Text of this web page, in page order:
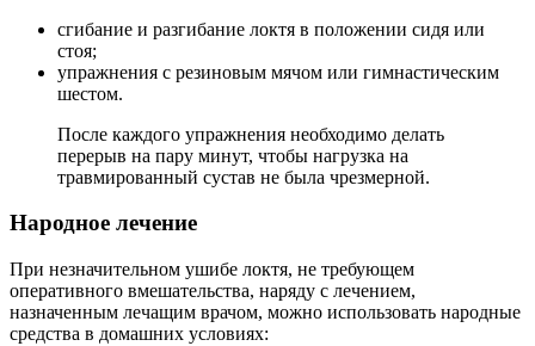
сгибание и разгибание локтя в положении сидя или
стоя;
упражнения с резиновым мячом или гимнастическим
шестом.
После каждого упражнения необходимо делать
перерыв на пару минут, чтобы нагрузка на
травмированный сустав не была чрезмерной.
Народное лечение
При незначительном ушибе локтя, не требующем
оперативного вмешательства, наряду с лечением,
назначенным лечащим врачом, можно использовать народные
средства в домашних условиях: